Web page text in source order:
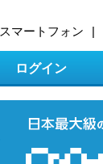
スマートフォン |
ログイン